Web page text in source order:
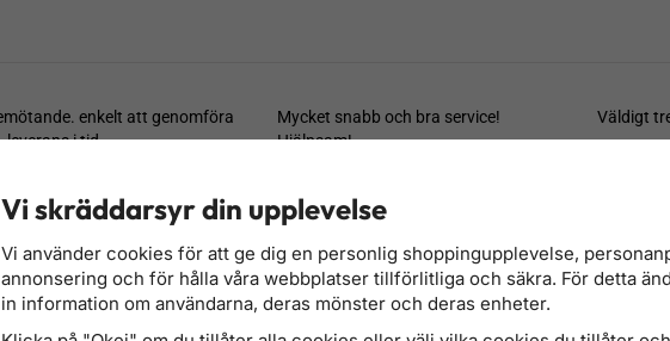
Vi skräddarsyr din upplevelse
Vi använder cookies för att ge dig en personlig shoppingupplevelse,
annonsering och för hålla våra webbplatser tillförlitliga och säkra. För detta
in information om användarna, deras mönster och deras enheter.